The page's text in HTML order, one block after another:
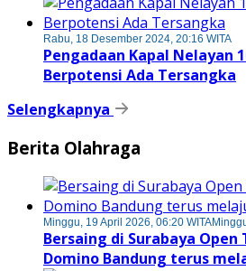
Rabu, 18 Desember 2024, 20:16 WITA
Pengadaan Kapal Nelayan
Berpotensi Ada Tersangka
Selengkapnya
Berita Olahraga
Minggu, 19 April 2026, 06:20 WITA
Bersaing di Surabaya
Domino Bandung terus